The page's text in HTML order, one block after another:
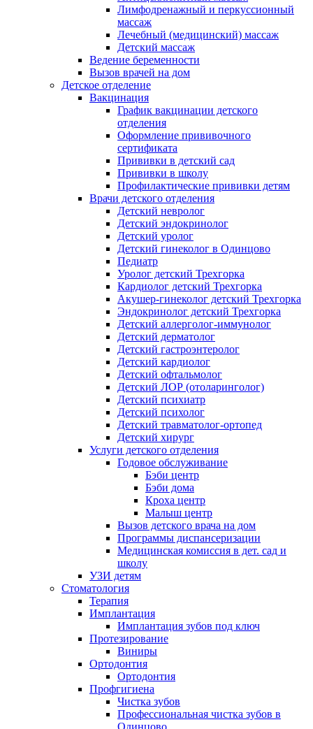
Лимфодренажный и перкуссионный
массаж
Лечебный (медицинский) массаж
Детский массаж
Ведение беременности
Вызов врачей на дом
Детское отделение
Вакцинация
График вакцинации детского
отделения
Оформление прививочного
сертификата
Прививки в детский сад
Прививки в школу
Профилактические прививки детям
Врачи детского отделения
Детский невролог
Детский эндокринолог
Детский уролог
Детский гинеколог в Одинцово
Педиатр
Уролог детский Трехгорка
Кардиолог детский Трехгорка
Акушер-гинеколог детский Трехгорка
Эндокринолог детский Трехгорка
Детский аллерголог-иммунолог
Детский дерматолог
Детский гастроэнтеролог
Детский кардиолог
Детский офтальмолог
Детский ЛОР (отоларинголог)
Детский психиатр
Детский психолог
Детский травматолог-ортопед
Детский хирург
Услуги детского отделения
Годовое обслуживание
Бэби центр
Бэби дома
Кроха центр
Малыш центр
Вызов детского врача на дом
Программы диспансеризации
Медицинская комиссия в дет. сад и
школу
УЗИ детям
Стоматология
Терапия
Имплантация
Имплантация зубов под ключ
Протезирование
Виниры
Ортодонтия
Ортодонтия
Профгигиена
Чистка зубов
Профессиональная чистка зубов в
Одинцово